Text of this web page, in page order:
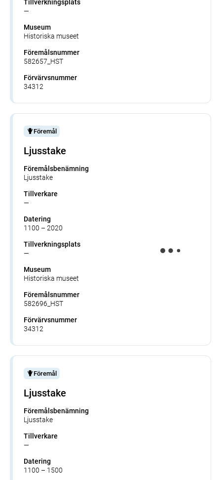
Tillverkningsplats
—
Museum
Historiska museet
Föremålsnummer
582657_HST
Förvärvsnummer
34312
Föremål
Ljusstake
Föremålsbenämning
Ljusstake
Tillverkare
—
Datering
1100 – 2020
Tillverkningsplats
—
Museum
Historiska museet
Föremålsnummer
582696_HST
Förvärvsnummer
34312
Föremål
Ljusstake
Föremålsbenämning
Ljusstake
Tillverkare
—
Datering
1100 – 1500